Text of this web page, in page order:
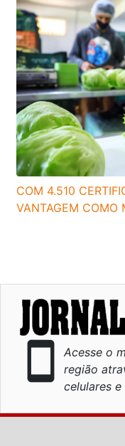
COM 4.510
VANTAGEM COMO
smartphone
Acesse o
região
celulares